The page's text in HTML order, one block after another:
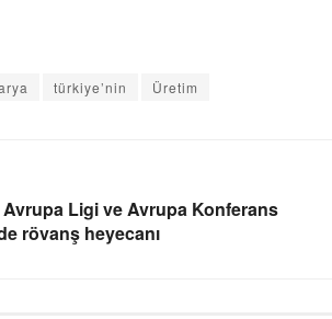
türkiye’nin Üretim
Avrupa Ligi ve Avrupa Konferans
rövanş heyecanı